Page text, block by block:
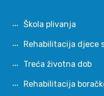
Škola plivanja
Rehabilitacija djece
Treća životna dob
Rehabilitacija